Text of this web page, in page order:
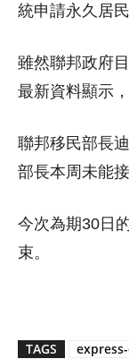
統申請永久居民
雖然聯邦政府
最新資料顯示
聯邦移民部長
部長本周未能
今次為期30日
束。
TAGS